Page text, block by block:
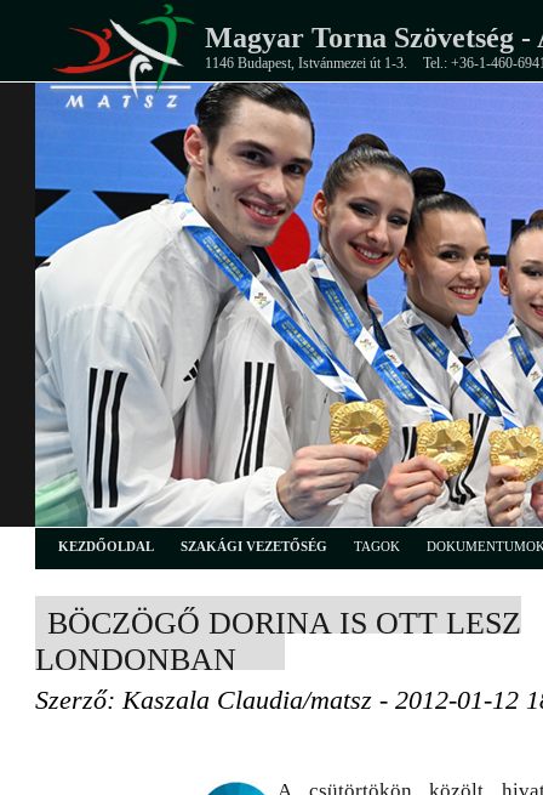
Magyar Torna Szövetség -
1146 Budapest, Istvánmezei út 1-3. Tel.: +36-1-460-
KEZDŐOLDAL SZAKÁGI VEZETŐSÉG TAGOK
BÖCZÖGŐ DORINA IS OTT LESZ
LONDONBAN
Szerző: Kaszala Claudia/matsz - 2012-01-12